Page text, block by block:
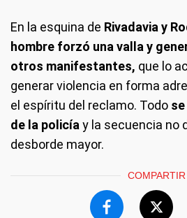
En la esquina de Rivadavia y
hombre forzó una valla y
otros manifestantes, que lo
generar violencia en forma
el espíritu del reclamo. Todo
de la policía y la secuencia no
desborde mayor.
COMPARTIR